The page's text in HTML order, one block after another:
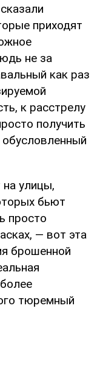
приходят
не за
как раз
к расстрелу
получить
улицы,
бьют
просто
— вот эта
брошенной
тюремный